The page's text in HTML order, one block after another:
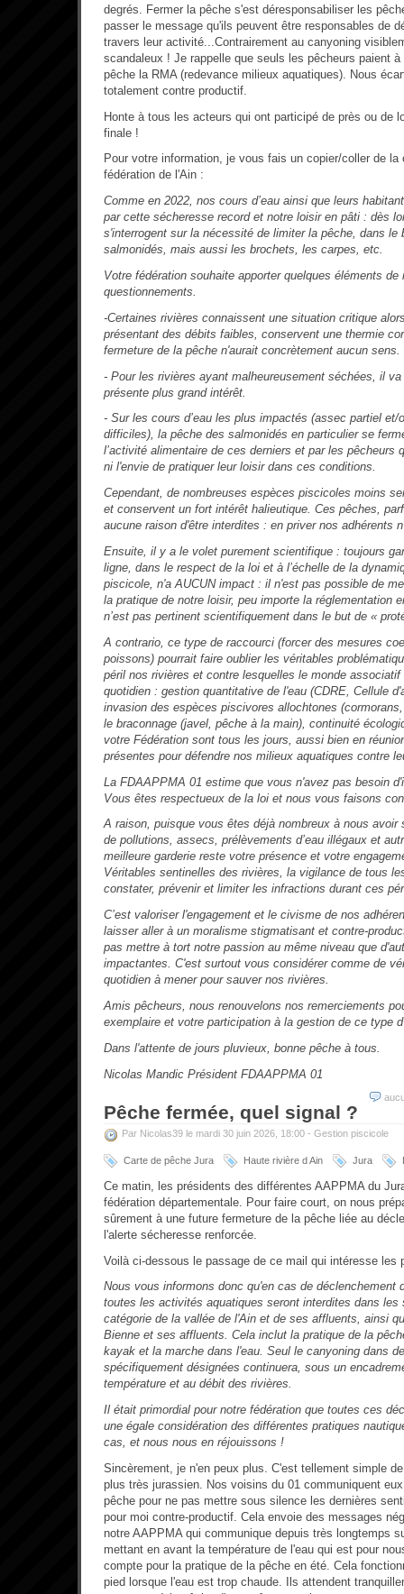
degrés. Fermer la pêche s'est déresponsabiliser les
passer le message qu'ils peuvent être responsables de
travers leur activité...Contrairement au canyoning
scandaleux ! Je rappelle que seuls les pêcheurs paient
pêche la RMA (redevance milieux aquatiques). Nous
totalement contre productif.
Honte à tous les acteurs qui ont participé de près ou de
finale !
Pour votre information, je vous fais un copier/coller de la
fédération de l'Ain :
Comme en 2022, nos cours d’eau ainsi que leurs
par cette sécheresse record et notre loisir en pâti : dès
s'interrogent sur la nécessité de limiter la pêche, dans le
salmonidés, mais aussi les brochets, les carpes, etc.
Votre fédération souhaite apporter quelques éléments de
questionnements.
-Certaines rivières connaissent une situation critique
présentant des débits faibles, conservent une thermie
fermeture de la pêche n'aurait concrètement aucun sens.
- Pour les rivières ayant malheureusement séchées, il
présente plus grand intérêt.
- Sur les cours d’eau les plus impactés (assec partiel et/
difficiles), la pêche des salmonidés en particulier se
l’activité alimentaire de ces derniers et par les pêcheurs
ni l'envie de pratiquer leur loisir dans ces conditions.
Cependant, de nombreuses espèces piscicoles moins
et conservent un fort intérêt halieutique. Ces pêches,
aucune raison d'être interdites : en priver nos adhérents
Ensuite, il y a le volet purement scientifique : toujours
ligne, dans le respect de la loi et à l’échelle de la
piscicole, n'a AUCUN impact : il n'est pas possible de
la pratique de notre loisir, peu importe la réglementation
n’est pas pertinent scientifiquement dans le but de «
A contrario, ce type de raccourci (forcer des mesures
poissons) pourrait faire oublier les véritables
péril nos rivières et contre lesquelles le monde
quotidien : gestion quantitative de l'eau (CDRE, Cellule
invasion des espèces piscivores allochtones
le braconnage (javel, pêche à la main), continuité
votre Fédération sont tous les jours, aussi bien en
présentes pour défendre nos milieux aquatiques contre
La FDAAPPMA 01 estime que vous n'avez pas besoin
Vous êtes respectueux de la loi et nous vous faisons
A raison, puisque vous êtes déjà nombreux à nous avoir
de pollutions, assecs, prélèvements d’eau illégaux et
meilleure garderie reste votre présence et votre
Véritables sentinelles des rivières, la vigilance de tous
constater, prévenir et limiter les infractions durant ces
C’est valoriser l'engagement et le civisme de nos
laisser aller à un moralisme stigmatisant et contre-
pas mettre à tort notre passion au même niveau que
impactantes. C'est surtout vous considérer comme de
quotidien à mener pour sauver nos rivières.
Amis pêcheurs, nous renouvelons nos remerciements
exemplaire et votre participation à la gestion de ce type
Dans l'attente de jours pluvieux, bonne pêche à tous.
Nicolas Mandic Président FDAAPPMA 01
Pêche fermée, quel signal ?
Par Nicolas39 le mardi 30 juin 2026, 18:00 - Gestion piscicole
Carte de pêche Jura Haute rivière d Ain Jura
Ce matin, les présidents des différentes AAPPMA du
fédération départementale. Pour faire court, on nous
sûrement à une future fermeture de la pêche liée au
l'alerte sécheresse renforcée.
Voilà ci-dessous le passage de ce mail qui intéresse les
Nous vous informons donc qu'en cas de déclenchement
toutes les activités aquatiques seront interdites dans les
catégorie de la vallée de l'Ain et de ses affluents, ainsi
Bienne et ses affluents. Cela inclut la pratique de la
kayak et la marche dans l'eau. Seul le canyoning dans
spécifiquement désignées continuera, sous un
température et au débit des rivières.
Il était primordial pour notre fédération que toutes ces
une égale considération des différentes pratiques
cas, et nous nous en réjouissons !
Sincèrement, je n'en peux plus. C'est tellement simple
plus très jurassien. Nos voisins du 01 communiquent
pêche pour ne pas mettre sous silence les dernières
pour moi contre-productif. Cela envoie des messages
notre AAPPMA qui communique depuis très longtemps
mettant en avant la température de l'eau qui est pour
compte pour la pratique de la pêche en été. Cela
pied lorsque l'eau est trop chaude. Ils attendent